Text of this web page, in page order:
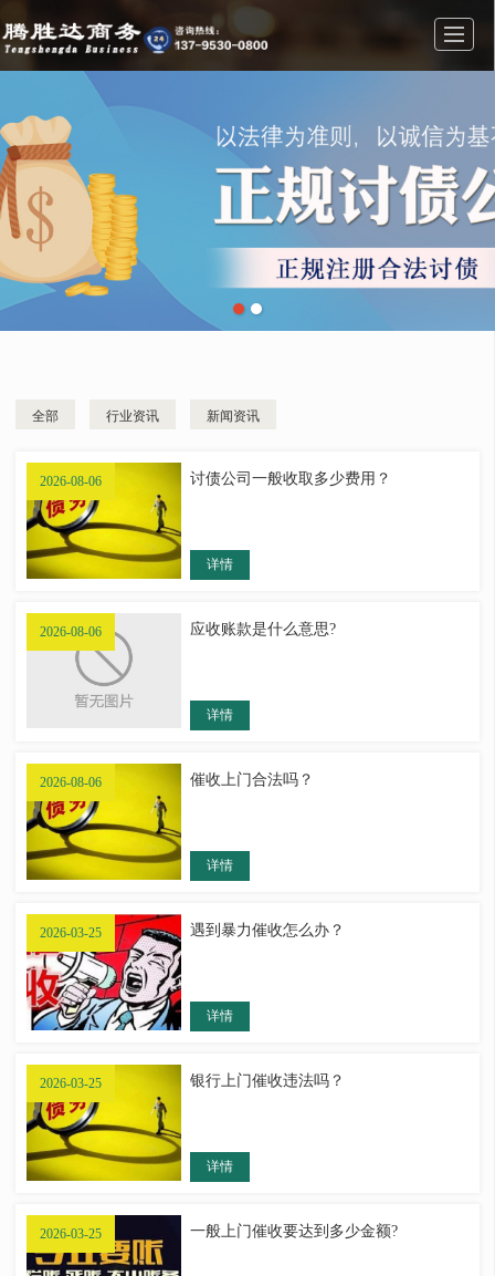
业务范围
新闻动态
全部 行业资讯 新闻资讯
2026-08-06 讨债公司一般收取多少费用？
详情
2026-08-06 应收账款是什么意思?
详情
2026-08-06 催收上门合法吗？
详情
2026-03-25 遇到暴力催收怎么办？
详情
2026-03-25 银行上门催收违法吗？
详情
2026-03-25 一般上门催收要达到多少金额?